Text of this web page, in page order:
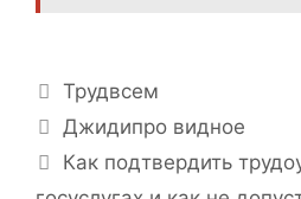
Р
у
р
Трудвсем
Н
а
Джидипро видное
Как подтвердить